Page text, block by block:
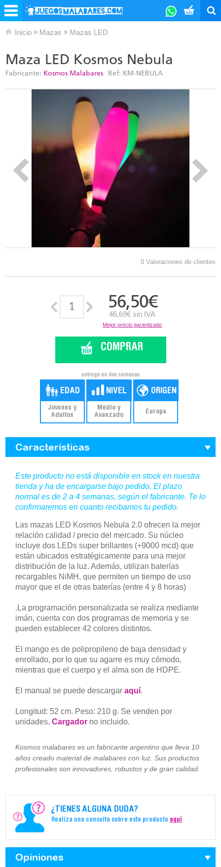
Inicio » Mazas » Mazas LED
Maza LED Kosmos Nebula
Fabricante: Kosmos Malabares Ref: KM-NEBULA
0 Valoraciones de clientes
56,50€
46,69€ sin IVA
Mejor precio garantizado
COMPRAR
entrega en dos semanas
Jovenes y
Adultos
Medio y
Avanzado
Europa
Características
Este producto no está disponible en stock en nuestra
tienda y ha de encargarse bajo pedido. El plazo
normal es de 2 a 4 semanas, según el fabricante. Te lo
confirmaremos en cuanto recibamos tu pedido.
Las mazas LED Kosmos Nebula 2.0 ofrecen la mejor
relación calidad / precio del mercado. Su núcleo
incluye dos LEDs super brillantes (+9000 mcd) que
están ubicados estratégicamente para una mejor
distribución de la luz. Además, utilizan baterías
recargables NiMH, que permiten un tiempo de uso
mayor que el de otras baterías (entre 4 y 8 horas)
.La programación personalizada se realiza mediante
imán, cuenta con dos programas de memoria y se
pueden establecer 42 colores distintos.
El mango es de polipropileno de baja densidad y
enrollado, por lo que su agarre es muy cómodo,
mientras que el cuerpo y el alma son de HDPE.
El manual se puede descargar aquí.
Longitud: 52 cm. Peso: 210 g. Se venden por
unidades. Cargador no incluido.
Kosmos malabares es un fabricante argentino que lleva 10
años creado material de malabares con luz. Sus productos
profesionales son innovadores, robustos y de gran calidad.
¿TIENES ALGUNA DUDA?
Realiza una consulta sobre este producto aquí
Opiniones